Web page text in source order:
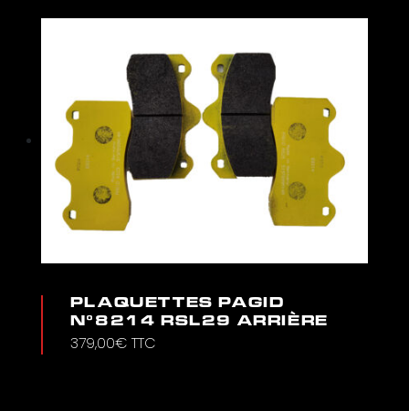
PLAQUETTES PAGID
N°8214 RSL29 ARRIÈRE
379,00€TTC